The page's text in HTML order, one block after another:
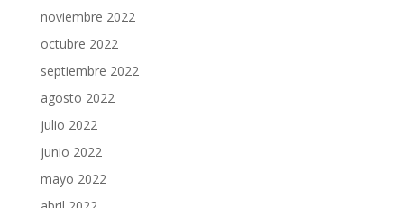
noviembre 2022
octubre 2022
septiembre 2022
agosto 2022
julio 2022
junio 2022
mayo 2022